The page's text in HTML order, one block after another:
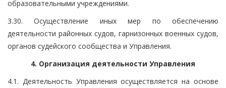
образовательными учреждениями.
3.30. Осуществление иных мер по обеспечению
деятельности районных судов, гарнизонных военных судов,
органов судейского сообщества и Управления.
4. Организация деятельности Управления
4.1. Деятельность Управления осуществляется на основе